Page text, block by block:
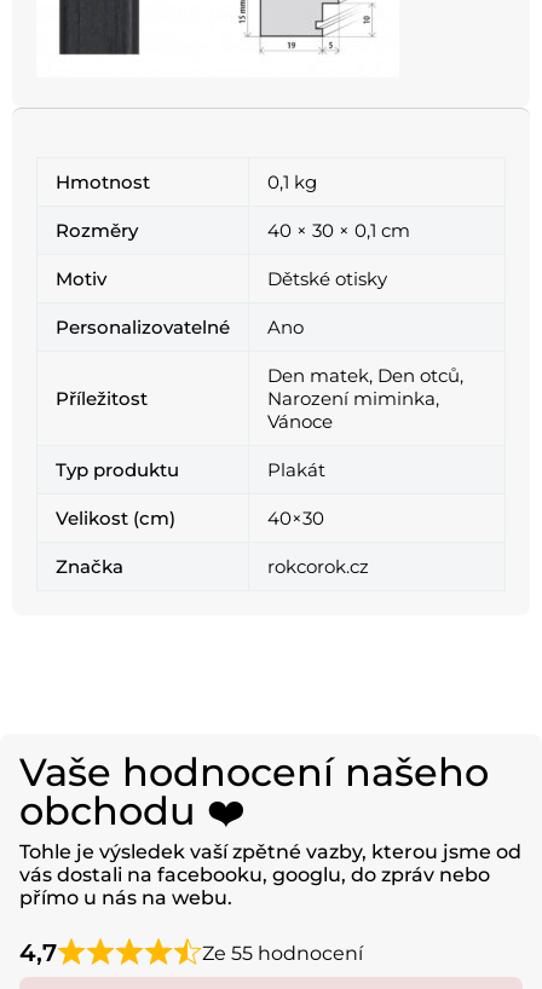
Hmotnost 0,1 kg
Rozměry 40 × 30 × 0,1 cm
Motiv Dětské otisky
Personalizovatelné Ano
Příležitost
Den matek, Den otců,
Narození miminka,
Vánoce
Typ produktu Plakát
Velikost (cm) 40×30
Značka rokcorok.cz
Vaše hodnocení našeho
obchodu ❤️
Tohle je výsledek vaší zpětné vazby, kterou jsme od
vás dostali na facebooku, googlu, do zpráv nebo
přímo u nás na webu.
4,7 Ze 55 hodnocení